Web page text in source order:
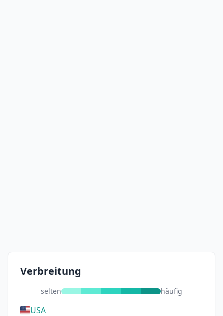
Verbreitung
selten häufig
USA